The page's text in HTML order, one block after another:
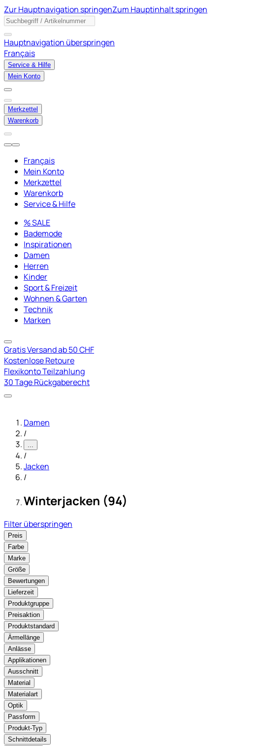
Zur Hauptnavigation springenZum Hauptinhalt springen
Hauptnavigation überspringen
Français
Service & Hilfe
Mein Konto
Merkzettel
Warenkorb
Français
Mein Konto
Merkzettel
Warenkorb
Service & Hilfe
% SALE
Bademode
Inspirationen
Damen
Herren
Kinder
Sport & Freizeit
Wohnen & Garten
Technik
Marken
Gratis Versand ab 50 CHF
Kostenlose Retoure
Flexikonto Teilzahlung
30 Tage Rückgaberecht
Damen
/
...
/
Jacken
/
Winterjacken (94)
Filter überspringen
Preis
Farbe
Marke
Größe
Bewertungen
Lieferzeit
Produktgruppe
Preisaktion
Produktstandard
Ärmellänge
Anlässe
Applikationen
Ausschnitt
Material
Materialart
Optik
Passform
Produkt-Typ
Schnittdetails